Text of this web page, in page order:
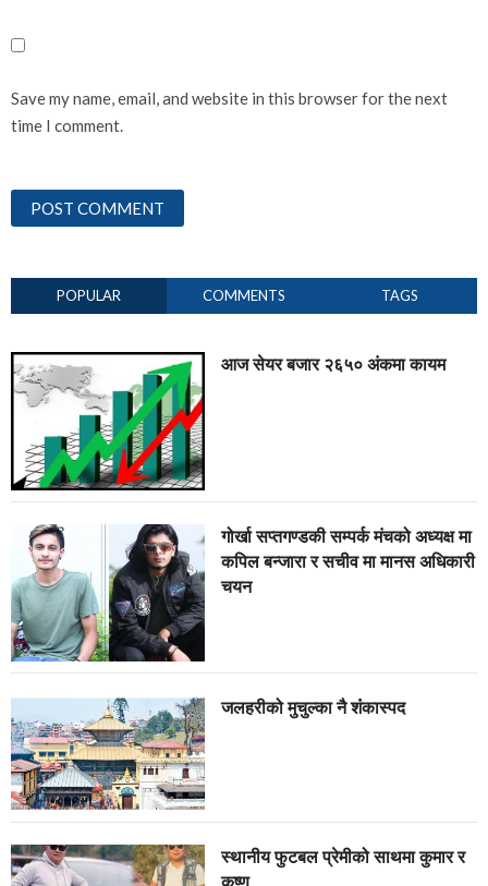
Save my name, email, and website in this browser for the next
time I comment.
POPULAR COMMENTS TAGS
आज सेयर बजार २६५० अंकमा कायम
गोर्खा सप्तगण्डकी सम्पर्क मंचको अध्यक्ष मा
कपिल बन्जारा र सचीव मा मानस अधिकारी
चयन
जलहरीको मुचुल्का नै शंंकास्पद
स्थानीय फुटबल प्रेमीको साथमा कुमार र